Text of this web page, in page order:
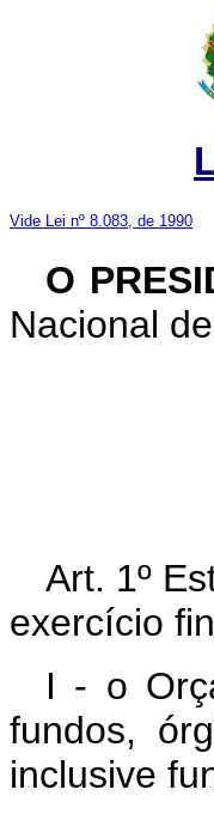
Vide Lei nº 8.083, de 1990
O
Nacional
Art. 1º
exercício
I - o
fundos,
inclusive